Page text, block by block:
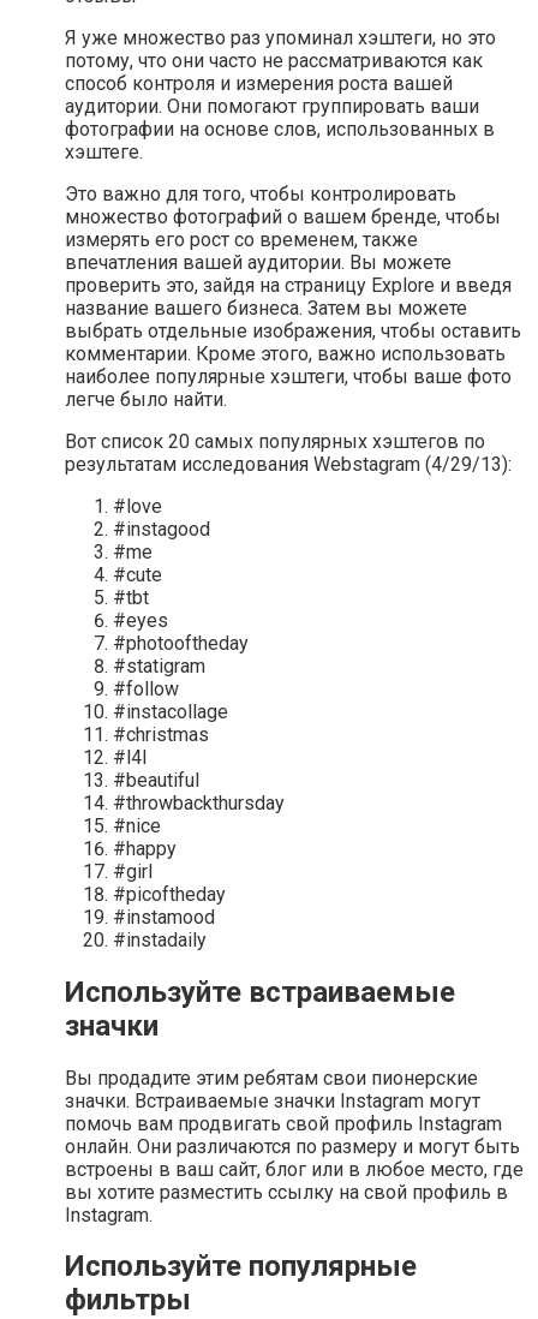
Я уже множество раз упоминал хэштеги, но это
потому, что они часто не рассматриваются как
способ контроля и измерения роста вашей
аудитории. Они помогают группировать ваши
фотографии на основе слов, использованных в
хэштеге.
Это важно для того, чтобы контролировать
множество фотографий о вашем бренде, чтобы
измерять его рост со временем, также
впечатления вашей аудитории. Вы можете
проверить это, зайдя на страницу Explore и введя
название вашего бизнеса. Затем вы можете
выбрать отдельные изображения, чтобы оставить
комментарии. Кроме этого, важно использовать
наиболее популярные хэштеги, чтобы ваше фото
легче было найти.
Вот список 20 самых популярных хэштегов по
результатам исследования Webstagram (4/29/13):
#love
#instagood
#me
#cute
#tbt
#eyes
#photooftheday
#statigram
#follow
#instacollage
#christmas
#l4l
#beautiful
#throwbackthursday
#nice
#happy
#girl
#picoftheday
#instamood
#instadaily
Используйте встраиваемые
значки
Вы продадите этим ребятам свои пионерские
значки. Встраиваемые значки Instagram могут
помочь вам продвигать свой профиль Instagram
онлайн. Они различаются по размеру и могут быть
встроены в ваш сайт, блог или в любое место, где
вы хотите разместить ссылку на свой профиль в
Instagram.
Используйте популярные
фильтры